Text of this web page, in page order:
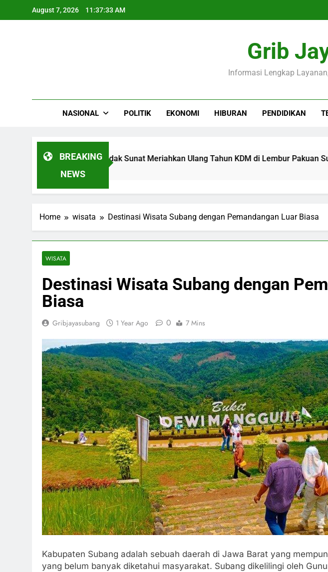
August 7, 2026 11:37:34 AM
Grib
Informasi Lengkap
NASIONAL POLITIK EKONOMI HIBURAN PENDIDIKAN
BREAKING
NEWS
Ngarak Budak Sunat Meriahkan Ulang Tahun KDM di Lembur Pakuan Subang
Home wisata Destinasi Wisata Subang dengan Pemandangan Luar Biasa
WISATA
Destinasi Wisata Subang dengan
Biasa
Gribjayasubang 1 Year Ago 0 7 Mins
Kabupaten Subang adalah sebuah daerah di Jawa Barat yang
yang belum banyak diketahui masyarakat. Subang dikelilingi oleh